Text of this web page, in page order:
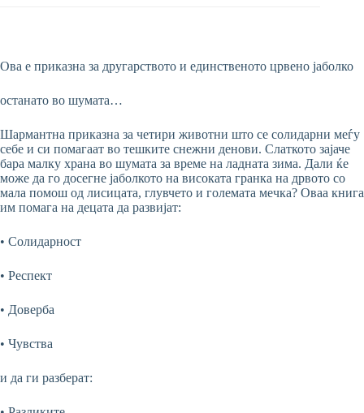
Ова е приказна за другарството и единственото црвено јаболко
останато во шумата…
Шармантна приказна за четири животни што се солидарни меѓу
себе и си помагаат во тешките снежни денови. Слаткото зајаче
бара малку храна во шумата за време на ладната зима. Дали ќе
може да го досегне јаболкото на високата гранка на дрвото со
мала помош од лисицата, глувчето и големата мечка? Оваа книга
им помага на децата да развијат:
• Солидарност
• Респект
• Доверба
• Чувства
и да ги разберат: